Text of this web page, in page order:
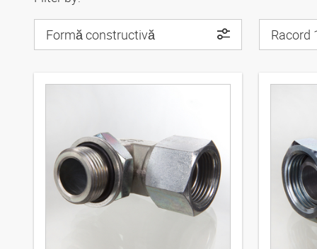
Formă constructivă Racord